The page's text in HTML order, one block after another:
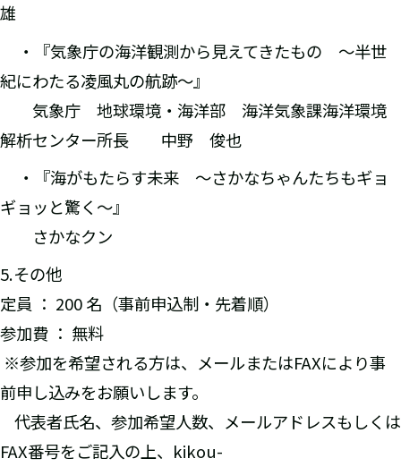
雄
・『気象庁の海洋観測から見えてきたもの ～半世
紀にわたる凌風丸の航跡～』
気象庁 地球環境・海洋部 海洋気象課海洋環境
解析センター所長 中野 俊也
・『海がもたらす未来 ～さかなちゃんたちもギョ
ギョッと驚く～』
さかなクン
5.その他
定員 ： 200 名（事前申込制・先着順）
参加費 ： 無料
※参加を希望される方は、メールまたはFAXにより事
前申し込みをお願いします。
代表者氏名、参加希望人数、メールアドレスもしくは
FAX番号をご記入の上、kikou-